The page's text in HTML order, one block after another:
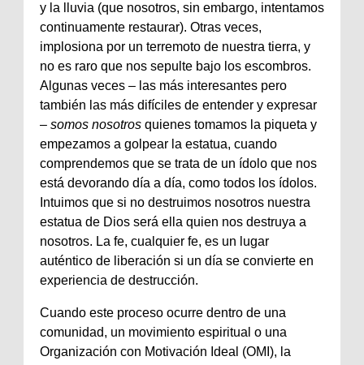
y la lluvia (que nosotros, sin embargo, intentamos
continuamente restaurar). Otras veces,
implosiona por un terremoto de nuestra tierra, y
no es raro que nos sepulte bajo los escombros.
Algunas veces – las más interesantes pero
también las más difíciles de entender y expresar
– somos nosotros quienes tomamos la piqueta y
empezamos a golpear la estatua, cuando
comprendemos que se trata de un ídolo que nos
está devorando día a día, como todos los ídolos.
Intuimos que si no destruimos nosotros nuestra
estatua de Dios será ella quien nos destruya a
nosotros. La fe, cualquier fe, es un lugar
auténtico de liberación si un día se convierte en
experiencia de destrucción.
Cuando este proceso ocurre dentro de una
comunidad, un movimiento espiritual o una
Organización con Motivación Ideal (OMI), la